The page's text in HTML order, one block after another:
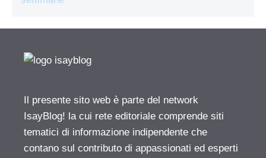
Il presente sito web è parte del network
IsayBlog! la cui rete editoriale comprende siti
tematici di informazione indipendente che
contano sul contributo di appassionati ed esperti